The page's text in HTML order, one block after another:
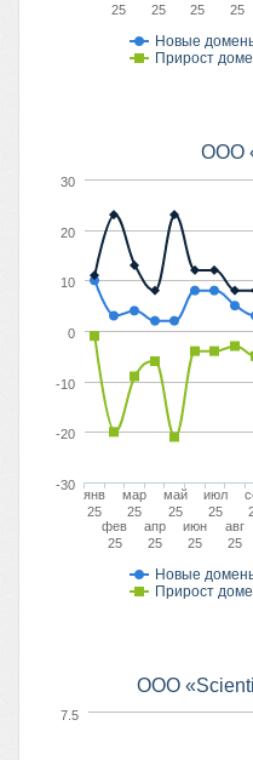
Новые
Прирост
25 25 25 25
OOO
Новые
Прирост
янв
25
фев
25
мар
25
апр
25
май
25
июн
25
июл
25
авг
25
-30
-20
-10
0
10
20
30
OOO
7.5